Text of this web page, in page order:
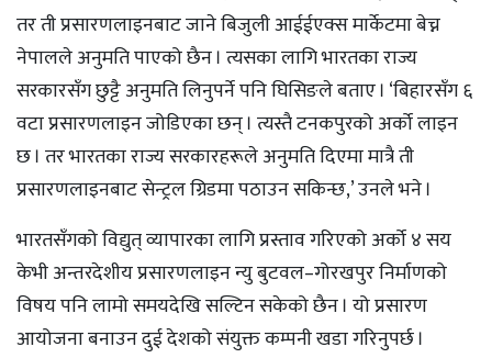
तर ती प्रसारणलाइनबाट जाने बिजुली आईईएक्स मार्केटमा बेच्न
नेपालले अनुमति पाएको छैन । त्यसका लागि भारतका राज्य
सरकारसँग छुट्टै अनुमति लिनुपर्ने पनि घिसिङले बताए । ‘बिहारसँग ६
वटा प्रसारणलाइन जोडिएका छन् । त्यस्तै टनकपुरको अर्को लाइन
छ । तर भारतका राज्य सरकारहरूले अनुमति दिएमा मात्रै ती
प्रसारणलाइनबाट सेन्ट्रल ग्रिडमा पठाउन सकिन्छ,’ उनले भने ।
भारतसँगको विद्युत् व्यापारका लागि प्रस्ताव गरिएको अर्को ४ सय
केभी अन्तरदेशीय प्रसारणलाइन न्यु बुटवल–गोरखपुर निर्माणको
विषय पनि लामो समयदेखि सल्टिन सकेको छैन । यो प्रसारण
आयोजना बनाउन दुई देशको संयुक्त कम्पनी खडा गरिनुपर्छ ।